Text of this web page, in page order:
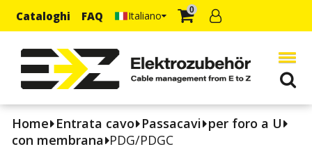
Cataloghi FAQ Italiano 0
Home Entrata cavo Passacavi per foro a U
con membrana PDG/PDGC